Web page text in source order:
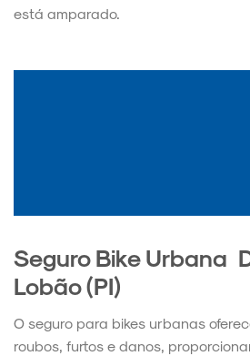
está amparado.
Seguro Bike Urbana
Lobão (PI)
O seguro para bikes urbanas
roubos, furtos e danos,